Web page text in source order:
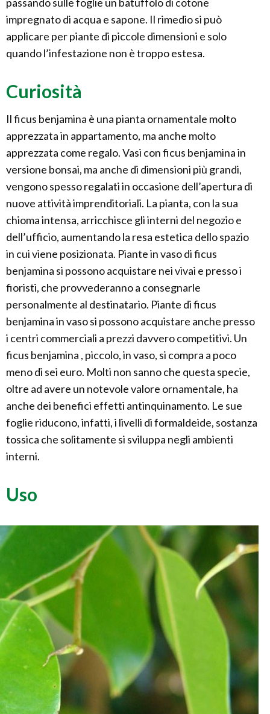
impregnato di acqua e sapone. Il rimedio si può
applicare per piante di piccole dimensioni e solo
quando l’infestazione non è troppo estesa.
Curiosità
Il ficus benjamina è una pianta ornamentale molto
apprezzata in appartamento, ma anche molto
apprezzata come regalo. Vasi con ficus benjamina in
versione bonsai, ma anche di dimensioni più grandi,
vengono spesso regalati in occasione dell’apertura di
nuove attività imprenditoriali. La pianta, con la sua
chioma intensa, arricchisce gli interni del negozio e
dell’ufficio, aumentando la resa estetica dello spazio
in cui viene posizionata. Piante in vaso di ficus
benjamina si possono acquistare nei vivai e presso i
fioristi, che provvederanno a consegnarle
personalmente al destinatario. Piante di ficus
benjamina in vaso si possono acquistare anche presso
i centri commerciali a prezzi davvero competitivi. Un
ficus benjamina , piccolo, in vaso, si compra a poco
meno di sei euro. Molti non sanno che questa specie,
oltre ad avere un notevole valore ornamentale, ha
anche dei benefici effetti antinquinamento. Le sue
foglie riducono, infatti, i livelli di formaldeide, sostanza
tossica che solitamente si sviluppa negli ambienti
interni.
Uso